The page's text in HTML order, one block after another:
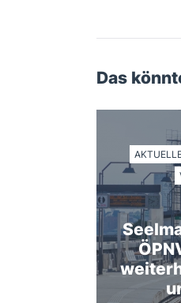
Das